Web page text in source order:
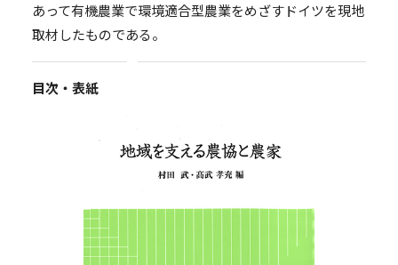
あって有機農業で環境適合型農業をめざすドイツを現地
取材したものである。
目次・表紙